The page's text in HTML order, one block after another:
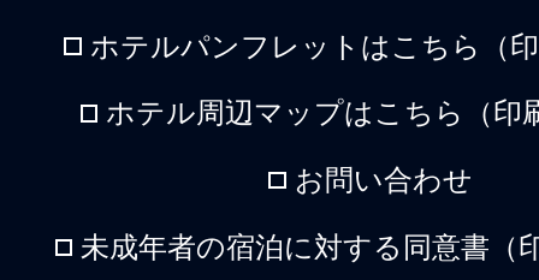
ホテルパンフレットはこちら（
ホテル周辺マップはこちら（印
お問い合わせ
未成年者の宿泊に対する同意書（